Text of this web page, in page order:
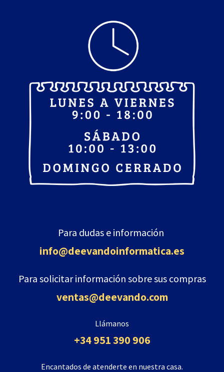
Para dudas e información
info@deevandoinformatica.es
Para solicitar información sobre sus compras
ventas@deevando.com
Llámanos
+34 951 390 906
Encantados de atenderte en nuestra casa.